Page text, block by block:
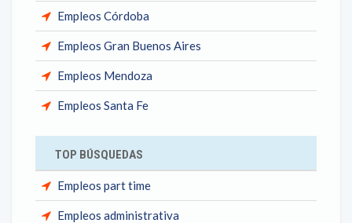
Empleos Córdoba
Empleos Gran Buenos Aires
Empleos Mendoza
Empleos Santa Fe
TOP BÚSQUEDAS
Empleos part time
Empleos administrativa